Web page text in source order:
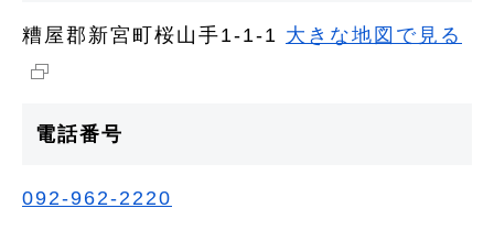
糟屋郡新宮町桜山手1-1-1 大きな地図で見る
電話番号
092-962-2220